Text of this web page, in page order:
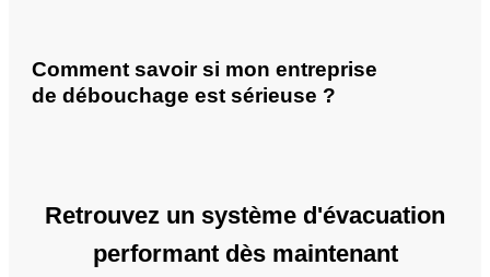
Comment savoir si mon entreprise
de débouchage est sérieuse ?
Retrouvez un système d'évacuation
performant dès maintenant